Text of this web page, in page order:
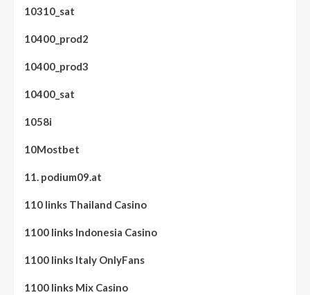
10310_sat
10400_prod2
10400_prod3
10400_sat
1058i
10Mostbet
11. podium09.at
110 links Thailand Casino
1100 links Indonesia Casino
1100 links Italy OnlyFans
1100 links Mix Casino